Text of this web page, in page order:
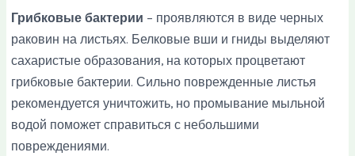
Грибковые бактерии – проявляются в виде черных
раковин на листьях. Белковые вши и гниды выделяют
сахаристые образования, на которых процветают
грибковые бактерии. Сильно поврежденные листья
рекомендуется уничтожить, но промывание мыльной
водой поможет справиться с небольшими
повреждениями.